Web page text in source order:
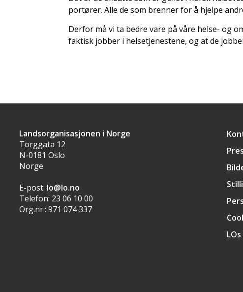
portører. Alle de som brenner for å hjelpe
Derfor må vi ta bedre vare på våre helse- og
faktisk jobber i helsetjenestene, og at de
Landsorganisasjonen i Norge
Torggata 12
N-0181 Oslo
Norge
E-post: lo@lo.no
Telefon: 23 06 10 00
Org.nr.: 971 074 337